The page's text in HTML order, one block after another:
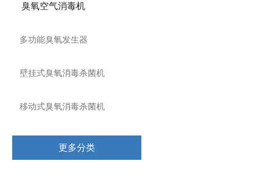
臭氧空气消毒机
多功能臭氧发生器
壁挂式臭氧消毒杀菌机
移动式臭氧消毒杀菌机
更多分类